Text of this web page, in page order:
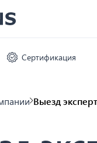
Сертификация
Выезд